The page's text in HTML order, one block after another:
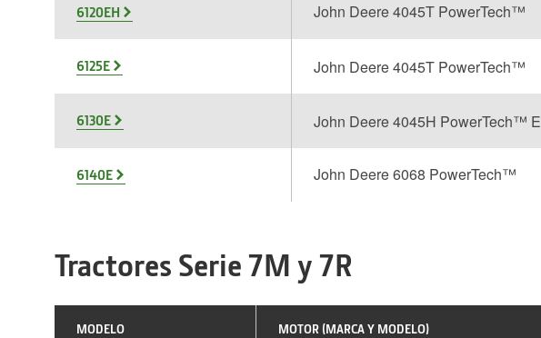
6120EH John Deere 4045T PowerTech™
6125E John Deere 4045T PowerTech™
6130E John Deere 4045H PowerTech™ E
6140E John Deere 6068 PowerTech™
Tractores Serie 7M y 7R
MODELO MOTOR (MARCA Y MODELO)